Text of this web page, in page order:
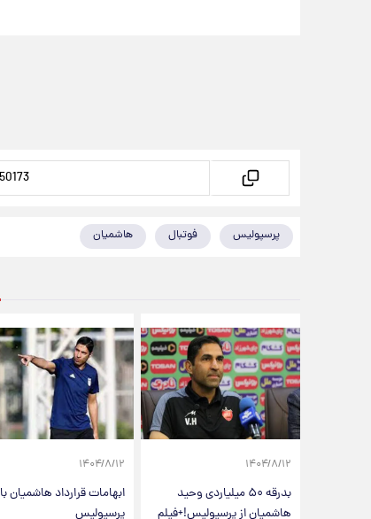
پرسپولیس فوتبال هاشمیان
۱۴۰۴/۸/۱۲
بدرقه‌ ۵۰ میلیاردی وحید
هاشمیان از پرسپولیس!+فیلم
۱۴۰۴/۸/۱۲
ابهامات قرارداد هاشمیان با
پرسپولیس